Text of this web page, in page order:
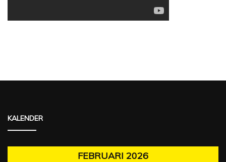
KALENDER
FEBRUARI 2026